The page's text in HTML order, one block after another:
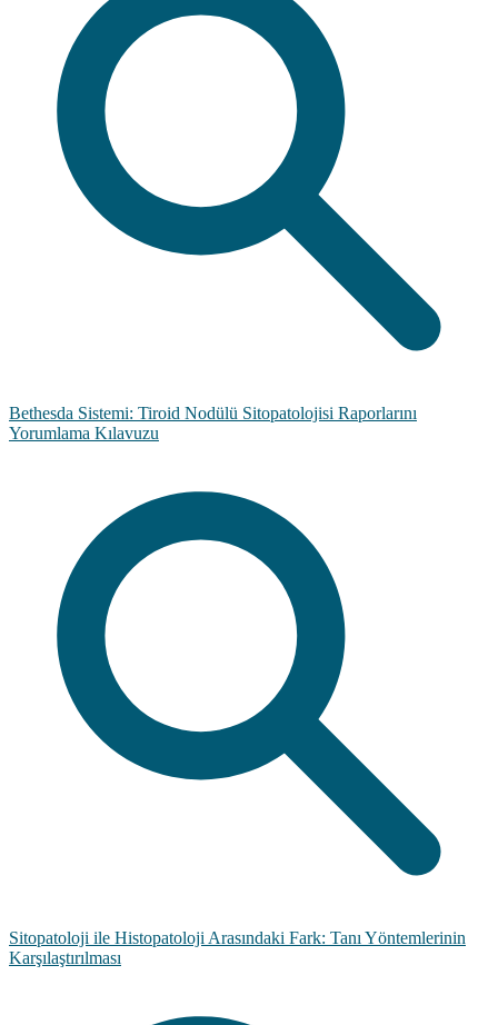
Bethesda Sistemi: Tiroid Nodülü Sitopatolojisi Raporlarını
Yorumlama Kılavuzu
Sitopatoloji ile Histopatoloji Arasındaki Fark: Tanı Yöntemlerinin
Karşılaştırılması